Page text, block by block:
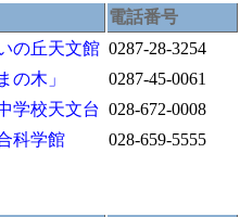
電話番号
の丘天文館 0287-28-3254
の木」
0287‐45‐0061
学校天文台 028-672-0008
科学館
028-659-5555